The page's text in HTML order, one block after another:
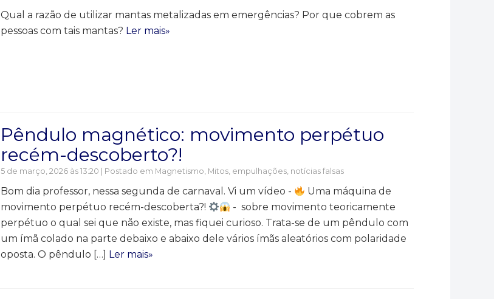
Qual a razão de utilizar mantas metalizadas em emergências? Por que cobrem as
pessoas com tais mantas? Ler mais»
Pêndulo magnético: movimento perpétuo
recém-descoberto?!
5 de março, 2026 às 13:20 | Postado em Magnetismo, Mitos, empulhações, notícias falsas
Bom dia professor, nessa segunda de carnaval. Vi um vídeo -
Uma máquina de
movimento perpétuo recém-descoberta?!
- sobre movimento teoricamente
perpétuo o qual sei que não existe, mas fiquei curioso. Trata-se de um pêndulo com
um ímã colado na parte debaixo e abaixo dele vários ímãs aleatórios com polaridade
oposta. O pêndulo […] Ler mais»